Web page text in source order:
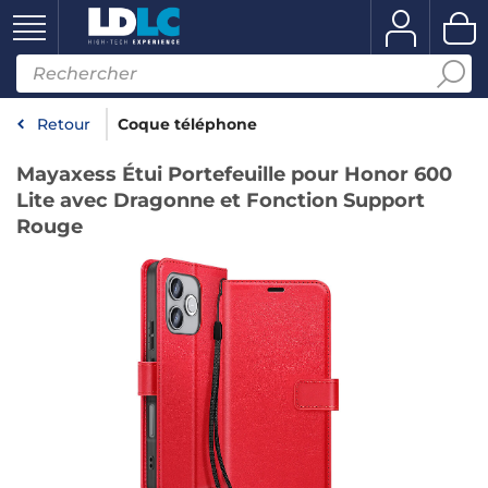
Retour Coque téléphone
Mayaxess Étui Portefeuille pour Honor 600
Lite avec Dragonne et Fonction Support
Rouge